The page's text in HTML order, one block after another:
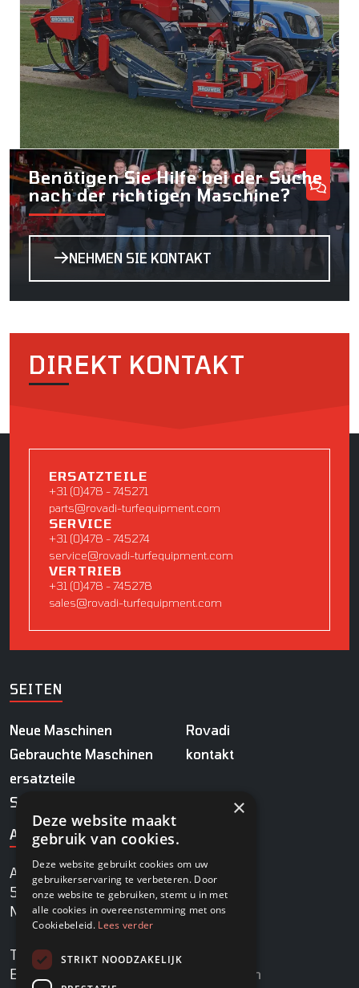
Benötigen Sie Hilfe bei der Suche
nach der richtigen Maschine?
NEHMEN SIE KONTAKT
DIREKT KONTAKT
ERSATZTEILE
+31 (0)478 - 745271
parts@rovadi-turfequipment.com
SERVICE
+31 (0)478 - 745274
service@rovadi-turfequipment.com
VERTRIEB
+31 (0)478 - 745278
sales@rovadi-turfequipment.com
SEITEN
Neue Maschinen
Gebrauchte Maschinen
ersatzteile
Service
Rovadi
kontakt
ADRESSE
Agrobaan 13
5813 EB Ysselsteyn
Niederlande
TEL.+31478745270
E-MAIL
info@rovadi-turfequipment.com
×
Deze website maakt
gebruik van cookies.
Deze website gebruikt cookies om uw
gebruikerservaring te verbeteren. Door
onze website te gebruiken, stemt u in met
alle cookies in overeenstemming met ons
Cookiebeleid. Lees verder
STRIKT NOODZAKELIJK